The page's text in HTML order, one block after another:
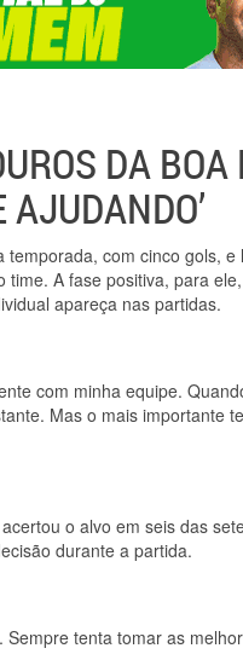
DA
AJUDANDO’
com cinco gols,
A fase positiva, para
apareça nas partidas.
com minha equipe.
Mas o mais importante
o alvo em seis das
durante a partida.
tenta tomar as